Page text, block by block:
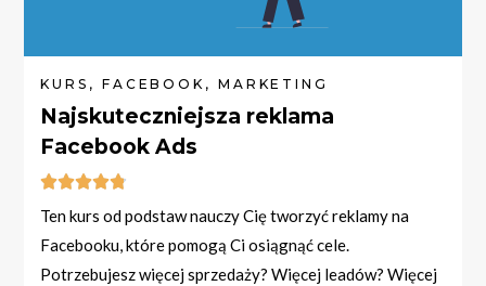
KURS, FACEBOOK, MARKETING
Najskuteczniejsza reklama
Facebook Ads

Ten kurs od podstaw nauczy Cię tworzyć reklamy na
Facebooku, które pomogą Ci osiągnąć cele.
Potrzebujesz więcej sprzedaży? Więcej leadów? Więcej